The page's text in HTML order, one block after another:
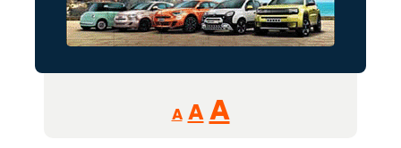
A
Reducir
tamaño
A Restablecer
AAumentar